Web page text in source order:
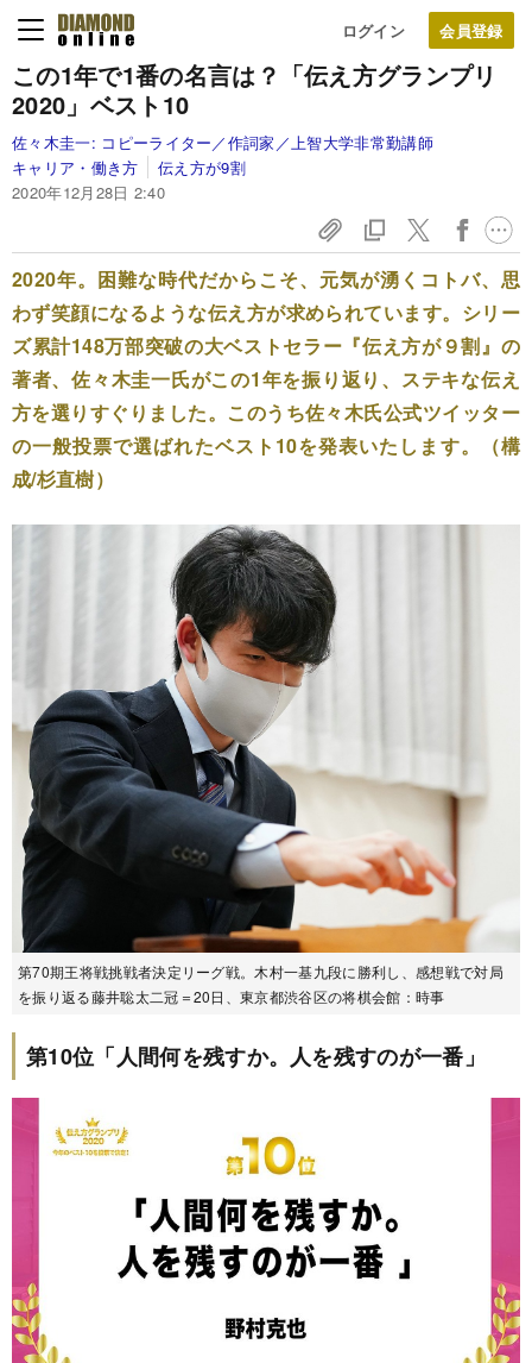
ログイン
この1年で1番の名言は？「伝え方グランプリ
2020」ベスト10
佐々木圭一: コピーライター／作詞家／上智大学非常勤講師
キャリア・働き方
伝え方が9割
2020年12月28日 2:40
2020年。困難な時代だからこそ、元気が湧くコトバ、思
わず笑顔になるような伝え方が求められています。シリー
ズ累計148万部突破の大ベストセラー『伝え方が９割』の
著者、佐々木圭一氏がこの1年を振り返り、ステキな伝え
方を選りすぐりました。このうち佐々木氏公式ツイッター
の一般投票で選ばれたベスト10を発表いたします。（構
成/杉直樹）
第70期王将戦挑戦者決定リーグ戦。木村一基九段に勝利し、感想戦で対局
を振り返る藤井聡太二冠＝20日、東京都渋谷区の将棋会館：時事
第10位「人間何を残すか。人を残すのが一番」